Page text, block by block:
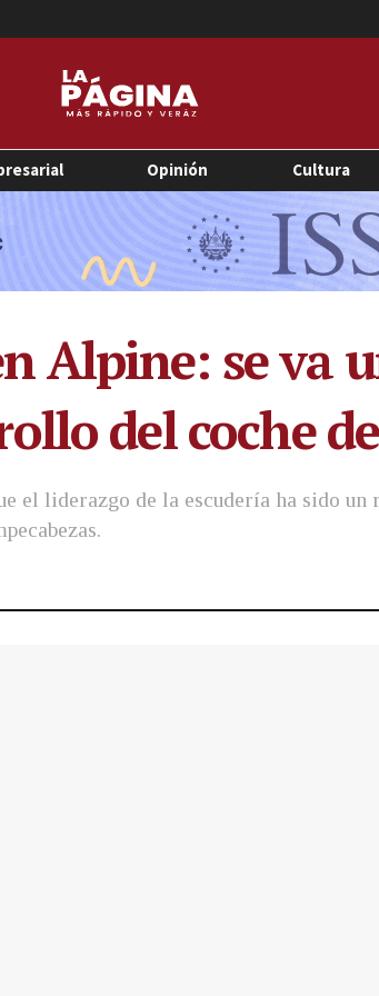
Opinión Cultura
se va
del coche
el liderazgo de la escudería ha sido un